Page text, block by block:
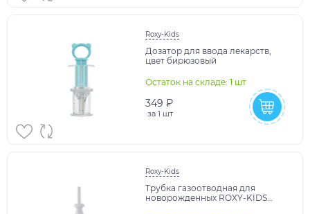
Roxy-Kids
Дозатор для ввода лекарств,
цвет бирюзовый
Остаток на складе: 1 шт
349 ₽
за 1 шт
Roxy-Kids
Трубка газоотводная для
новорожденных ROXY-KIDS